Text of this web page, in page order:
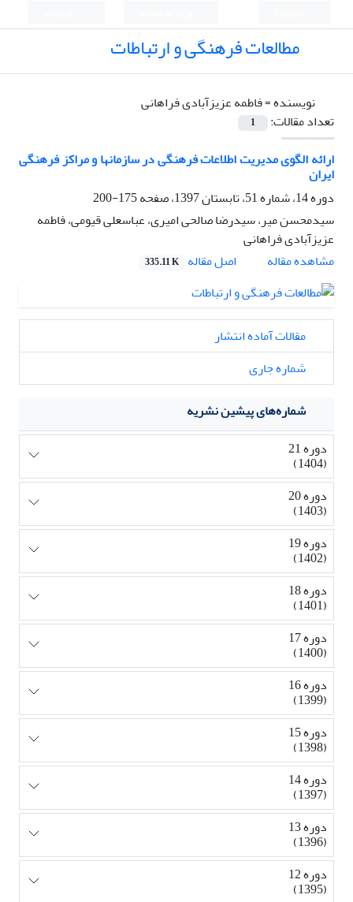
مطالعات فرهنگی و ارتباطات
نویسنده =فاطمه عزیزآبادی فراهانی
تعداد مقالات:
1
ارائه الگوی مدیریت اطلاعات فرهنگی در سازمانها و مراکز فرهنگی
ایران
دوره 14، شماره 51، تابستان 1397، صفحه
175-200
سیدمحسن میر، سیدرضا صالحی امیری، عباسعلی قیومی، فاطمه
عزیزآبادی فراهانی
مشاهده مقاله
اصل مقاله 335.11 K
مقالات آماده انتشار
شماره جاری
شماره‌های پیشین نشریه
دوره 21
(1404)
دوره 20
(1403)
دوره 19
(1402)
دوره 18
(1401)
دوره 17
(1400)
دوره 16
(1399)
دوره 15
(1398)
دوره 14
(1397)
دوره 13
(1396)
دوره 12
(1395)